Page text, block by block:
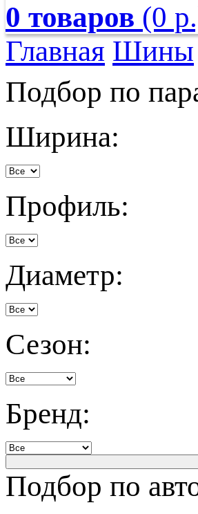
0 товаров (0
Главная Шины
Подбор по
Ширина:
Профиль:
Диаметр:
Сезон:
Бренд:
Подбор по